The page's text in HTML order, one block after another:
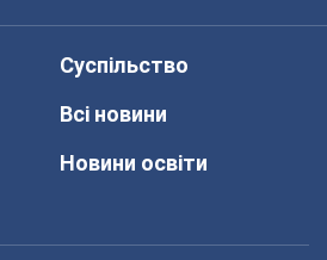
Суспільство
Всі новини
Новини освіти